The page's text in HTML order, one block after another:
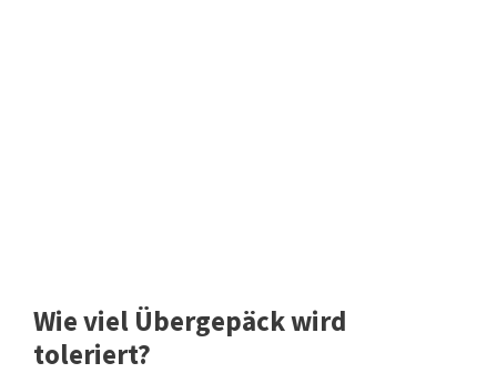
Wie viel Übergepäck wird
toleriert?